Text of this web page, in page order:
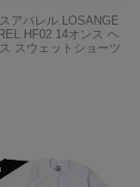
アパレル LOSANGE
HF02 14オンス ヘ
スウェットショーツ